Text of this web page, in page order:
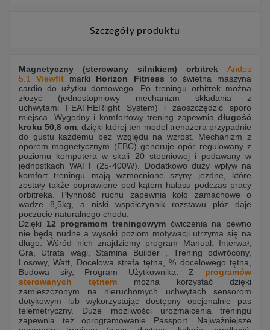
Szczegóły produktu
Magnetyczny (sterowany silnikiem) orbitrek Andes
5.1
Viewfit marki Horizon Fitness to świetna maszyna
cardio do użytku domowego. Po treningu orbitrek można
złożyć (jednostopniowy mechanizm składania z
uchwytami FEATHERlight System) i zaoszczędzić sporo
miejsca. Wygodny i komfortowy trening zapewnia długość
kroku 50,8 cm, dzięki której ten model trenażera przypadnie
do gustu każdemu bez względu na wzrost. Mechanizm z
oporem magnetycznym (EBC) generuje opór regulowany z
poziomu komputera w skali 20 stopniowej i podawany w
jednostkach WATT (25-400W). Dodatkowo duży wpływ na
komfort treningu mają wzmocnione szyny jezdne, które
zostały także poprawione pod kątem hałasu podczas pracy
orbitreka. Płynność ruchu zapewnia koło zamachowe o
wadze 8,5kg, a niski współczynnik rozstawu płóz daje
poczucie naturalnego chodu.
Dzięki 12 programom treningowym ćwiczenia na pewno
nie będą nudne a wysoki poziom motywacji utrzyma się na
długo. Wśród nich znajdziemy program Manual , Interwał,
Gra, Utrata wagi, Stamina Builder , Trening odwrócony,
Losowy, Watt, Docelowa strefa tętna, % docelowego tętna,
Budowa siły, Program Użytkownika.
Z programów
sterowanych tętnem
można korzystać dzięki
zamieszczonym na nieruchomych uchwytach sensorom
dotykowym lub wykorzystując dostępny opcjonalnie pas
telemetryczny. Duże możliwości urozmaicenia treningu
zapewnia też oprogramowanie Passport. Najważniejsze